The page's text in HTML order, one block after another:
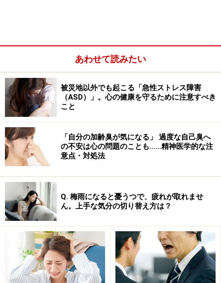
カレンの兄は、９３年の雑誌のインタビューで、「妹が
どうして拒食症になったのか見当もつかない」と語って
ます。
▼食べればすぐ治るは間違い！拒食症は深刻な現代病
拒食症は、スリムな肉体を賛美する現代文化の犠牲とも
いえ、若い女性に多い病気です。食べればすぐ治ると、
軽く見られがちですが、上記のように深刻な顛末を迎え
ることもすくなくない深刻な病気です。
彼女の死亡が伝えられる前は、拒食症は、世間的には、
ほとんど知られていませんでしたが、カレンの死は、全
米に衝撃をもたらし、一般の人にも、拒食症が広く知ら
れ、拒食症専門の病院も設立されるようになりました。
あわせて読みたい
被災地以外でも起こる「急性ストレス障害
（ASD）」。心の健康を守るために注意すべき
こと
「自分の加齢臭が気になる」 過度な自己臭へ
の不安は心の問題のことも……精神医学的な注
意点・対処法
Q. 梅雨になると憂うつで、疲れが取れませ
ん。上手な気分の切り替え方は？